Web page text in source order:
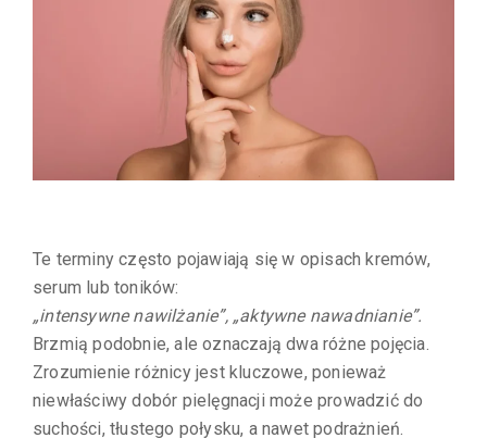
Te terminy często pojawiają się w opisach kremów,
serum lub toników:
„intensywne nawilżanie”, „aktywne nawadnianie”.
Brzmią podobnie, ale oznaczają dwa różne pojęcia.
Zrozumienie różnicy jest kluczowe, ponieważ
niewłaściwy dobór pielęgnacji może prowadzić do
suchości, tłustego połysku, a nawet podrażnień.